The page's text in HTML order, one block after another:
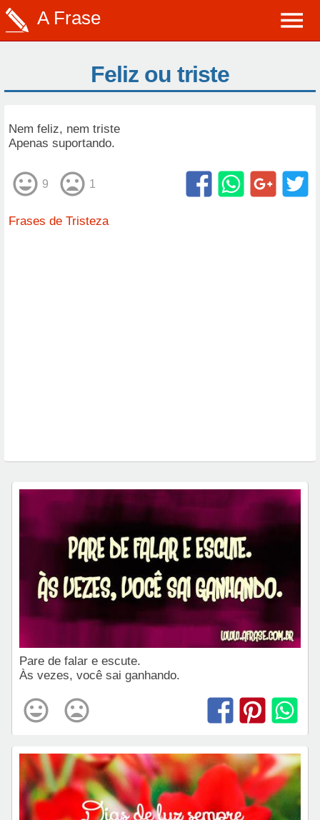
A Frase
Feliz ou triste
Nem feliz, nem triste
Apenas suportando.
9 1
Frases de Tristeza
Pare de falar e escute.
Às vezes, você sai ganhando.